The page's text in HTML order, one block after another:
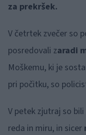
za prekršek.
V četrtek zvečer so
posredovali zaradi
Moškemu, ki je
pri počitku, so
V petek zjutraj so
reda in miru, in sicer